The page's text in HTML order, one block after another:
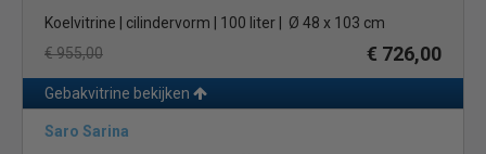
Koelvitrine | cilindervorm | 100 liter | Ø 48 x 103 cm
€ 955,00
€ 726,00
Gebakvitrine bekijken
Saro Sarina